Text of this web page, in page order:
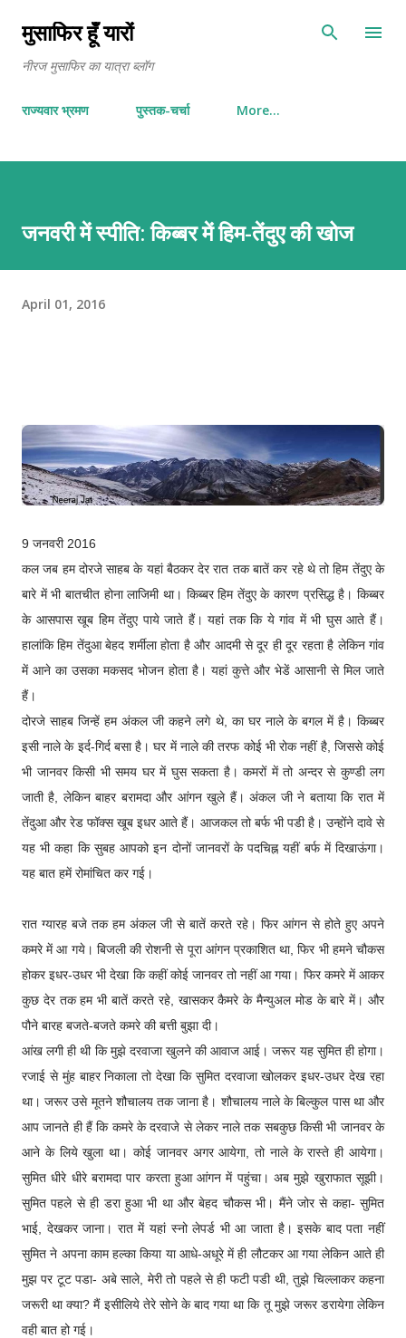
मुसाफिर हूँ यारों
नीरज मुसाफिर का यात्रा ब्लॉग
राज्यवार भ्रमण पुस्तक-चर्चा More…
जनवरी में स्पीति: किब्बर में हिम-तेंदुए की खोज
April 01, 2016
9 जनवरी 2016
कल जब हम दोरजे साहब के यहां बैठकर देर रात तक बातें कर रहे थे तो हिम तेंदुए के
बारे में भी बातचीत होना लाजिमी था। किब्बर हिम तेंदुए के कारण प्रसिद्ध है। किब्बर
के आसपास खूब हिम तेंदुए पाये जाते हैं। यहां तक कि ये गांव में भी घुस आते हैं।
हालांकि हिम तेंदुआ बेहद शर्मीला होता है और आदमी से दूर ही दूर रहता है लेकिन गांव
में आने का उसका मकसद भोजन होता है। यहां कुत्ते और भेडें आसानी से मिल जाते
हैं।
दोरजे साहब जिन्हें हम अंकल जी कहने लगे थे, का घर नाले के बगल में है। किब्बर
इसी नाले के इर्द-गिर्द बसा है। घर में नाले की तरफ कोई भी रोक नहीं है, जिससे कोई
भी जानवर किसी भी समय घर में घुस सकता है। कमरों में तो अन्दर से कुण्डी लग
जाती है, लेकिन बाहर बरामदा और आंगन खुले हैं। अंकल जी ने बताया कि रात में
तेंदुआ और रेड फॉक्स खूब इधर आते हैं। आजकल तो बर्फ भी पडी है। उन्होंने दावे से
यह भी कहा कि सुबह आपको इन दोनों जानवरों के पदचिह्न यहीं बर्फ में दिखाऊंगा।
यह बात हमें रोमांचित कर गई।
रात ग्यारह बजे तक हम अंकल जी से बातें करते रहे। फिर आंगन से होते हुए अपने
कमरे में आ गये। बिजली की रोशनी से पूरा आंगन प्रकाशित था, फिर भी हमने चौकस
होकर इधर-उधर भी देखा कि कहीं कोई जानवर तो नहीं आ गया। फिर कमरे में आकर
कुछ देर तक हम भी बातें करते रहे, खासकर कैमरे के मैन्युअल मोड के बारे में। और
पौने बारह बजते-बजते कमरे की बत्ती बुझा दी।
आंख लगी ही थी कि मुझे दरवाजा खुलने की आवाज आई। जरूर यह सुमित ही होगा।
रजाई से मुंह बाहर निकाला तो देखा कि सुमित दरवाजा खोलकर इधर-उधर देख रहा
था। जरूर उसे मूतने शौचालय तक जाना है। शौचालय नाले के बिल्कुल पास था और
आप जानते ही हैं कि कमरे के दरवाजे से लेकर नाले तक सबकुछ किसी भी जानवर के
आने के लिये खुला था। कोई जानवर अगर आयेगा, तो नाले के रास्ते ही आयेगा।
सुमित धीरे धीरे बरामदा पार करता हुआ आंगन में पहुंचा। अब मुझे खुराफात सूझी।
सुमित पहले से ही डरा हुआ भी था और बेहद चौकस भी। मैंने जोर से कहा- सुमित
भाई, देखकर जाना। रात में यहां स्नो लेपर्ड भी आ जाता है। इसके बाद पता नहीं
सुमित ने अपना काम हल्का किया या आधे-अधूरे में ही लौटकर आ गया लेकिन आते ही
मुझ पर टूट पडा- अबे साले, मेरी तो पहले से ही फटी पडी थी, तुझे चिल्लाकर कहना
जरूरी था क्या? मैं इसीलिये तेरे सोने के बाद गया था कि तू मुझे जरूर डरायेगा लेकिन
वही बात हो गई।